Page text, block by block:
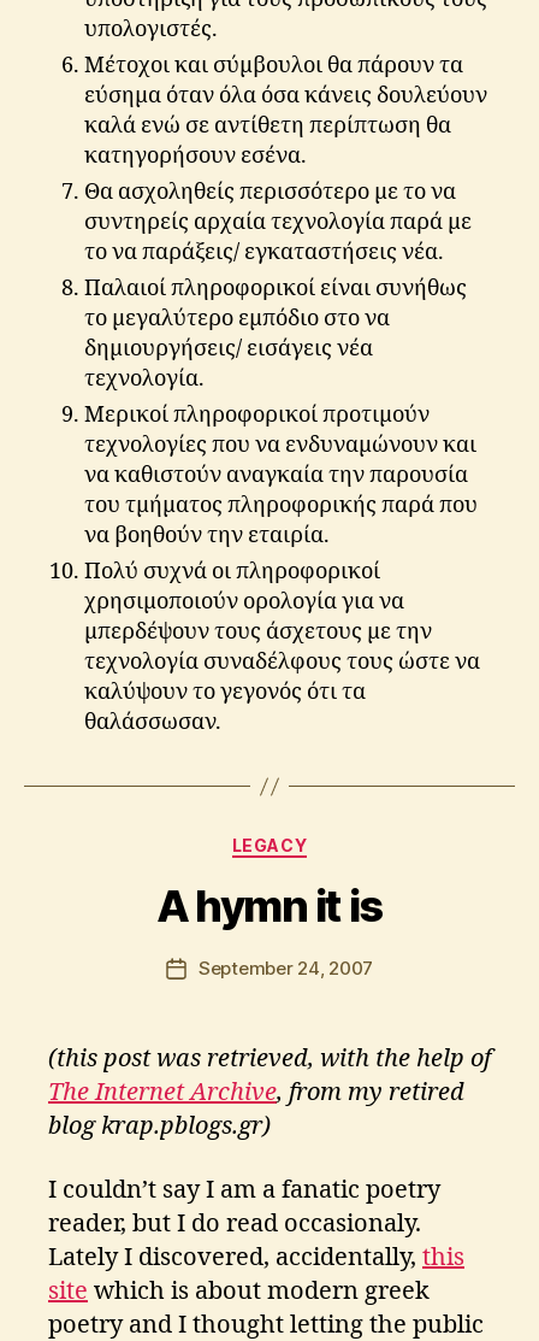
υπολογιστές.
Μέτοχοι και σύμβουλοι θα πάρουν τα
εύσημα όταν όλα όσα κάνεις δουλεύουν
καλά ενώ σε αντίθετη περίπτωση θα
κατηγορήσουν εσένα.
Θα ασχοληθείς περισσότερο με το να
συντηρείς αρχαία τεχνολογία παρά με
το να παράξεις/ εγκαταστήσεις νέα.
Παλαιοί πληροφορικοί είναι συνήθως
το μεγαλύτερο εμπόδιο στο να
δημιουργήσεις/ εισάγεις νέα
τεχνολογία.
Μερικοί πληροφορικοί προτιμούν
τεχνολογίες που να ενδυναμώνουν και
να καθιστούν αναγκαία την παρουσία
του τμήματος πληροφορικής παρά που
να βοηθούν την εταιρία.
Πολύ συχνά οι πληροφορικοί
χρησιμοποιούν ορολογία για να
μπερδέψουν τους άσχετους με την
τεχνολογία συναδέλφους τους ώστε να
καλύψουν το γεγονός ότι τα
θαλάσσωσαν.
Categories
LEGACY
A hymn it is
Post
author
t
o
o
ri
ti
PostSeptember 24, 2007
(this post was retrieved, with the help of
The Internet Archive, from my retired
blog krap.pblogs.gr)
I couldn’t say I am a fanatic poetry
reader, but I do read occasionaly.
Lately I discovered, accidentally, this
site which is about modern greek
poetry and I thought letting the public